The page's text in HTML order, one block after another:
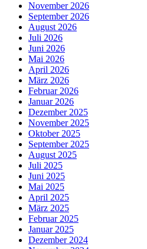
November 2026
September 2026
August 2026
Juli 2026
Juni 2026
Mai 2026
April 2026
März 2026
Februar 2026
Januar 2026
Dezember 2025
November 2025
Oktober 2025
September 2025
August 2025
Juli 2025
Juni 2025
Mai 2025
April 2025
März 2025
Februar 2025
Januar 2025
Dezember 2024